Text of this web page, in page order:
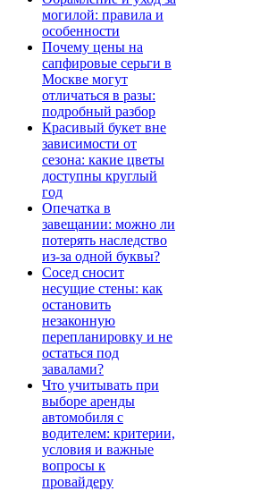
могилой: правила и
особенности
Почему цены на
сапфировые серьги в
Москве могут
отличаться в разы:
подробный разбор
Красивый букет вне
зависимости от
сезона: какие цветы
доступны круглый
год
Опечатка в
завещании: можно ли
потерять наследство
из-за одной буквы?
Сосед сносит
несущие стены: как
остановить
незаконную
перепланировку и не
остаться под
завалами?
Что учитывать при
выборе аренды
автомобиля с
водителем: критерии,
условия и важные
вопросы к
провайдеру